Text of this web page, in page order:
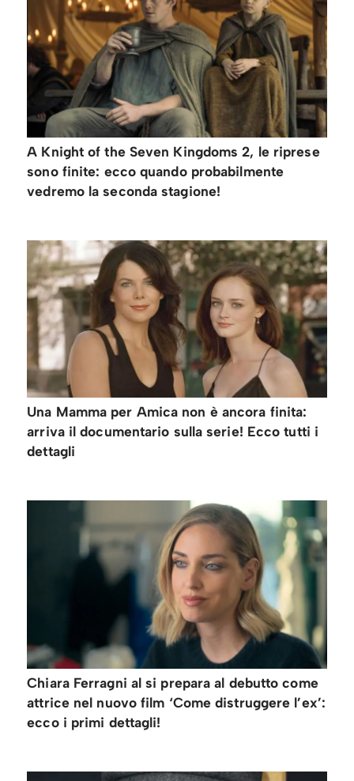
A Knight of the Seven Kingdoms 2, le riprese
sono finite: ecco quando probabilmente
vedremo la seconda stagione!
Una Mamma per Amica non è ancora finita:
arriva il documentario sulla serie! Ecco tutti i
dettagli
Chiara Ferragni al si prepara al debutto come
attrice nel nuovo film ‘Come distruggere l’ex’:
ecco i primi dettagli!